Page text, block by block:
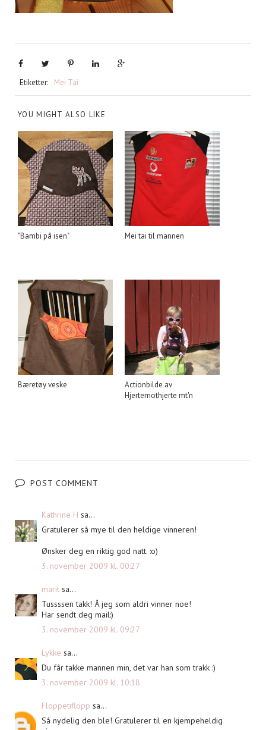
Etiketter: Mei Tai
YOU MIGHT ALSO LIKE
"Bambi på isen" Mei tai til mannen
Bæretøy veske
Actionbilde av
Hjertemothjerte mt'n
POST COMMENT
Kathrine H sa...
Gratulerer så mye til den heldige vinneren!
Ønsker deg en riktig god natt. :o)
3. november 2009 kl. 00:27
marit sa...
Tussssen takk! Å jeg som aldri vinner noe!
Har sendt deg mail:)
3. november 2009 kl. 09:27
Lykke sa...
Du får takke mannen min, det var han som trakk :)
3. november 2009 kl. 10:18
Floppetiflopp sa...
Så nydelig den ble! Gratulerer til en kjempeheldig